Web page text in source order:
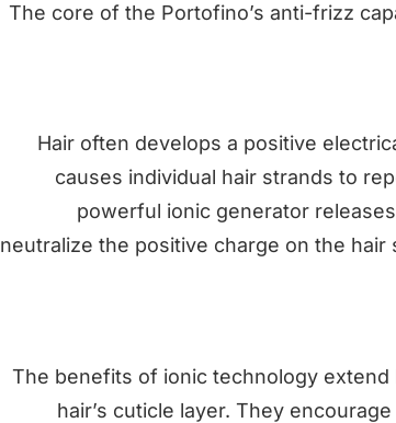
The core of the Portofino’s anti-frizz
Hair often develops a positive
causes individual hair strands to
powerful ionic generator
neutralize the positive charge on the
The benefits of ionic technology
hair’s cuticle layer. They